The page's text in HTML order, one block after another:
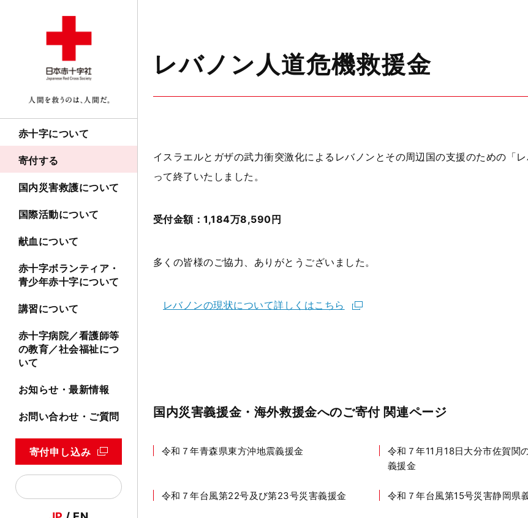
赤十字について
寄付する
国内災害救護について
国際活動について
献血について
赤十字ボランティア・
青少年赤十字について
講習について
赤十字病院／看護師等
の教育／社会福祉につ
いて
お知らせ・最新情報
お問い合わせ・ご質問
寄付申し込み
レバノン人道危機救援金
イスラエルとガザの武力衝突激化によるレバノンとその周辺国の支援のための「
って終了いたしました。
受付金額：1,184万8,590円
多くの皆様のご協力、ありがとうございました。
レバノンの現状について詳しくはこちら
国内災害義援金・海外救援金へのご寄付 関連ページ
令和７年青森県東方沖地震義援金
令和７年11月18日大分市佐賀関
義援金
令和７年台風第22号及び第23号災害義援金 令和７年台風第15号災害静岡県